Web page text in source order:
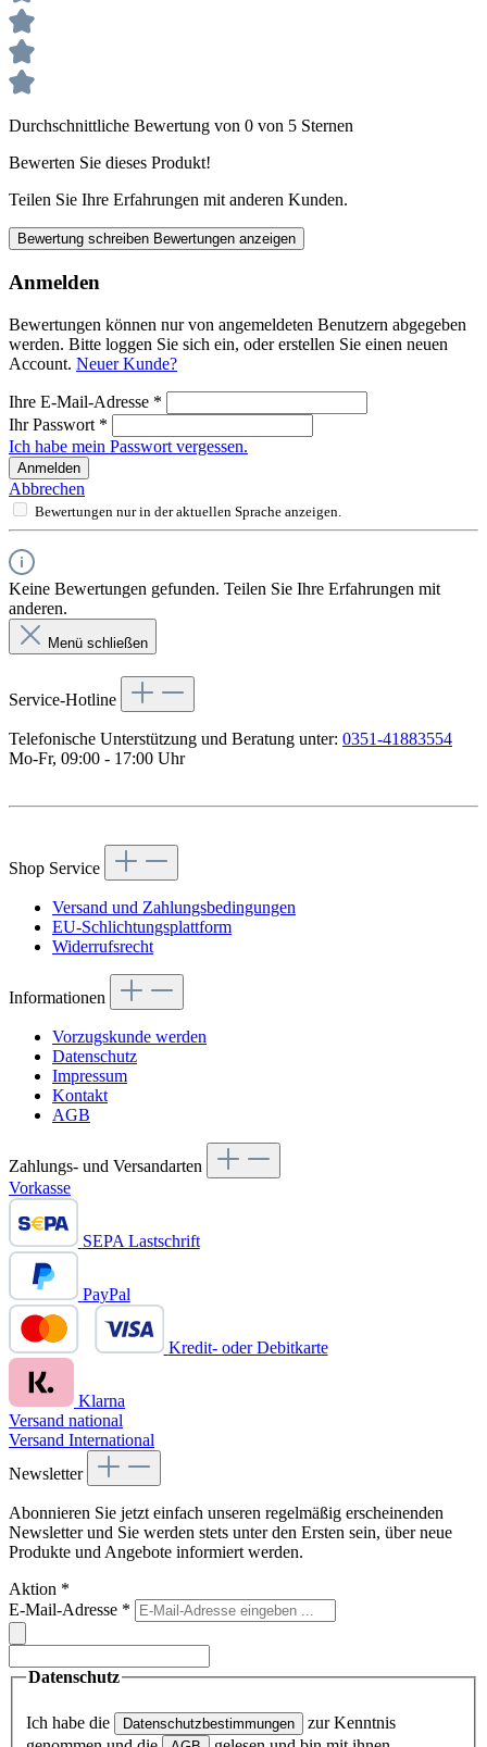
Durchschnittliche Bewertung von 0 von 5 Sternen
Bewerten Sie dieses Produkt!
Teilen Sie Ihre Erfahrungen mit anderen Kunden.
Bewertung schreiben Bewertungen anzeigen
Anmelden
Bewertungen können nur von angemeldeten Benutzern abgegeben
werden. Bitte loggen Sie sich ein, oder erstellen Sie einen neuen
Account. Neuer Kunde?
Ihre E-Mail-Adresse *
Ihr Passwort *
Ich habe mein Passwort vergessen.
Anmelden
Abbrechen
Bewertungen nur in der aktuellen Sprache anzeigen.
Keine Bewertungen gefunden. Teilen Sie Ihre Erfahrungen mit
anderen.
Menü schließen
Service-Hotline
Telefonische Unterstützung und Beratung unter: 0351-41883554
Mo-Fr, 09:00 - 17:00 Uhr
Shop Service
Versand und Zahlungsbedingungen
EU-Schlichtungsplattform
Widerrufsrecht
Informationen
Vorzugskunde werden
Datenschutz
Impressum
Kontakt
AGB
Zahlungs- und Versandarten
Vorkasse
SEPA Lastschrift
PayPal
Kredit- oder Debitkarte
Klarna
Versand national
Versand International
Newsletter
Abonnieren Sie jetzt einfach unseren regelmäßig erscheinenden
Newsletter und Sie werden stets unter den Ersten sein, über neue
Produkte und Angebote informiert werden.
Aktion *
E-Mail-Adresse *
Datenschutz
Ich habe die Datenschutzbestimmungen
zur Kenntnis